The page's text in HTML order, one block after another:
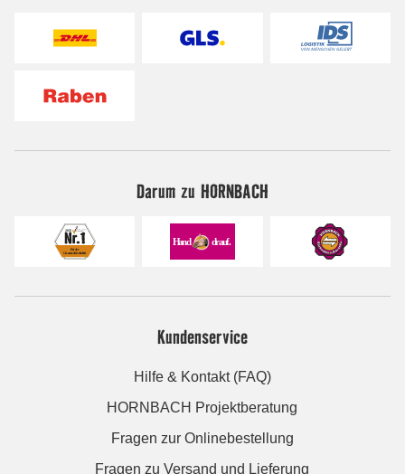
Darum zu HORNBACH
Kundenservice
Hilfe & Kontakt (FAQ)
HORNBACH Projektberatung
Fragen zur Onlinebestellung
Fragen zu Versand und Lieferung